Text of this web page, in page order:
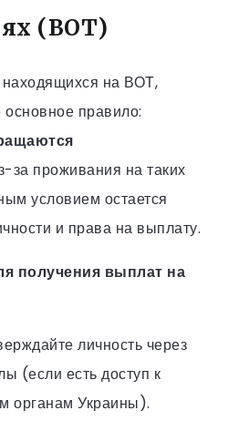
(ВОТ)
на ВОТ,
основное правило:
за проживания на таких
условием остается
и права на выплату.
получения выплат на
личность через
(если есть доступ к
органам Украины).